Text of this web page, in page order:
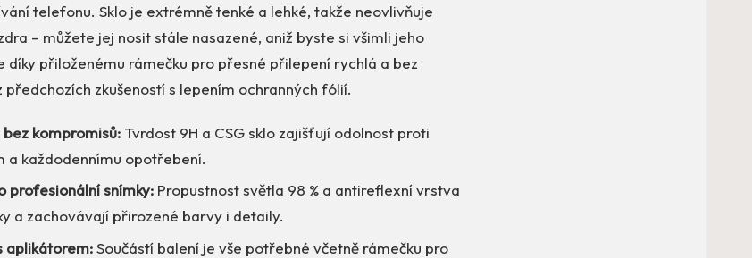
telefonu. Sklo je extrémně tenké a lehké, takže neovlivňuje
– můžete jej nosit stále nasazené, aniž byste si všimli jeho
díky přiloženému rámečku pro přesné přilepení rychlá a bez
předchozích zkušeností s lepením ochranných fólií.
kompromisů: Tvrdost 9H a CSG sklo zajišťují odolnost proti
a každodennímu opotřebení.
profesionální snímky: Propustnost světla 98 % a antireflexní vrstva
a zachovávají přirozené barvy i detaily.
aplikátorem:Součástí balení je vše potřebné včetně rámečku pro